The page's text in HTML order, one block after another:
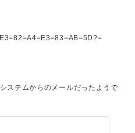
っちも感心しないのですが、本題と
ステムからのメールだったようで